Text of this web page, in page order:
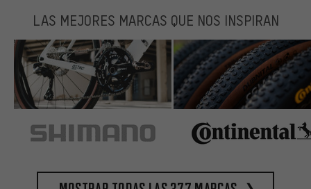
LAS MEJORES MARCAS QUE NOS INSPIRAN